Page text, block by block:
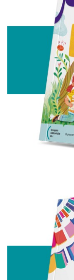
annunci, per
analizzare il
informazioni sul
nostri partner
pubblicità e
con altre
raccolto dal suo